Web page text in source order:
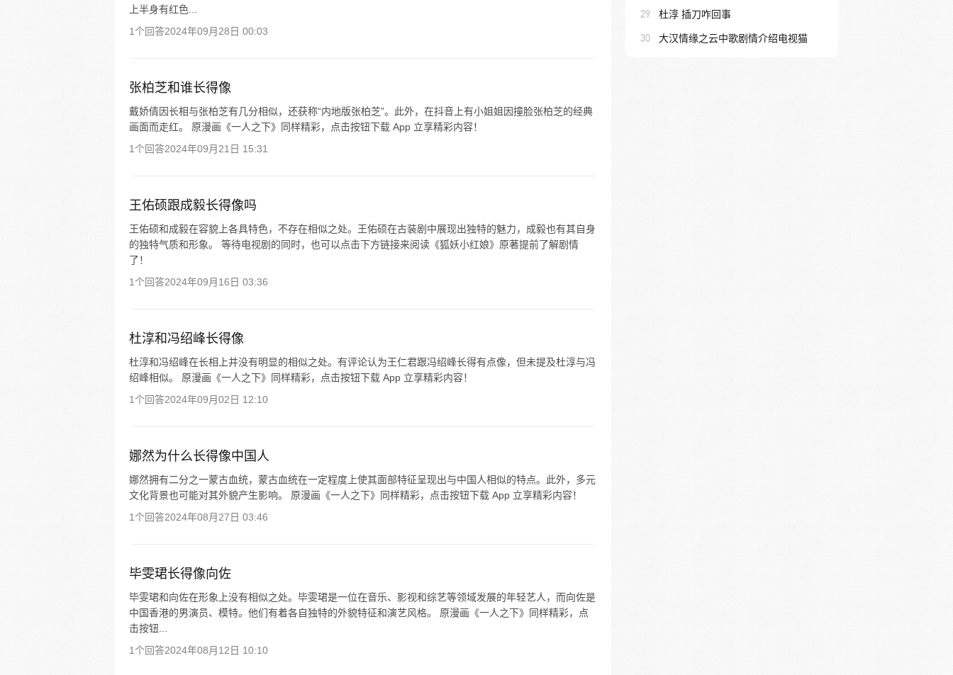
上半身有红色...
1个回答2024年09月28日 00:03
张柏芝和谁长得像
戴娇倩因长相与张柏芝有几分相似，还获称“内地版张柏芝”。此外，在抖音上有小姐姐因撞脸张柏芝的经典
画面而走红。 原漫画《一人之下》同样精彩，点击按钮下载 App 立享精彩内容！
1个回答2024年09月21日 15:31
王佑硕跟成毅长得像吗
王佑硕和成毅在容貌上各具特色，不存在相似之处。王佑硕在古装剧中展现出独特的魅力，成毅也有其自身
的独特气质和形象。 等待电视剧的同时，也可以点击下方链接来阅读《狐妖小红娘》原著提前了解剧情
了！
1个回答2024年09月16日 03:36
杜淳和冯绍峰长得像
杜淳和冯绍峰在长相上并没有明显的相似之处。有评论认为王仁君跟冯绍峰长得有点像，但未提及杜淳与冯
绍峰相似。 原漫画《一人之下》同样精彩，点击按钮下载 App 立享精彩内容！
1个回答2024年09月02日 12:10
娜然为什么长得像中国人
娜然拥有二分之一蒙古血统，蒙古血统在一定程度上使其面部特征呈现出与中国人相似的特点。此外，多元
文化背景也可能对其外貌产生影响。 原漫画《一人之下》同样精彩，点击按钮下载 App 立享精彩内容！
1个回答2024年08月27日 03:46
毕雯珺长得像向佐
毕雯珺和向佐在形象上没有相似之处。毕雯珺是一位在音乐、影视和综艺等领域发展的年轻艺人，而向佐是
中国香港的男演员、模特。他们有着各自独特的外貌特征和演艺风格。 原漫画《一人之下》同样精彩，点
击按钮...
1个回答2024年08月12日 10:10
29 杜淳 插刀咋回事
30 大汉情缘之云中歌剧情介绍电视猫